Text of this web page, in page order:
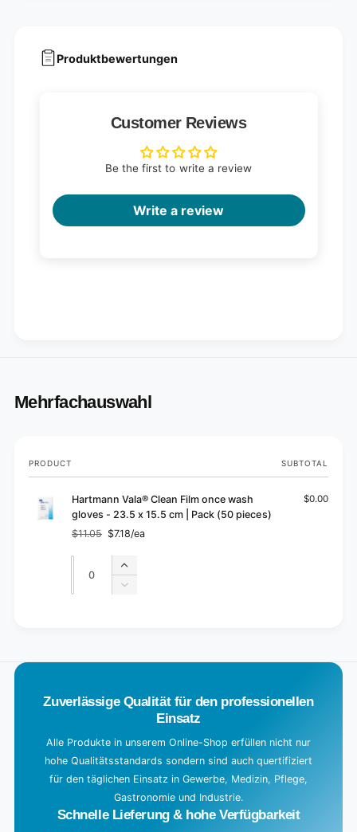
Produktbewertungen
Customer Reviews
Be the first to write a review
Write a review
Mehrfachauswahl
Your
cart
PRODUCT SUBTOTAL
Hartmann Vala® Clean Film once wash
gloves - 23.5 x 15.5 cm | Pack (50 pieces)
Regular
price
$11.05
Sale
price
$7.18/ea
$0.00
Quantity
Increase
quantity
Decrease
a
Zuverlässige Qualität für den professionellen
Einsatz
Alle Produkte in unserem Online-Shop erfüllen nicht nur
hohe Qualitätsstandards sondern sind auch quertifiziert
für den täglichen Einsatz in Gewerbe, Medizin, Pflege,
Gastronomie und Industrie.
Schnelle Lieferung & hohe Verfügbarkeit